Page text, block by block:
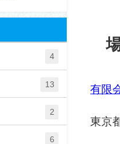
有限
東京
4
13
2
6